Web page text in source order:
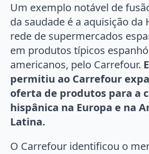
Um exemplo notável de
da saudade é a aquisição da
rede de supermercados
em produtos típicos
americanos, pelo Carrefour.
permitiu ao Carrefour
oferta de produtos para a
hispânica na Europa e na
Latina.
O Carrefour identificou o